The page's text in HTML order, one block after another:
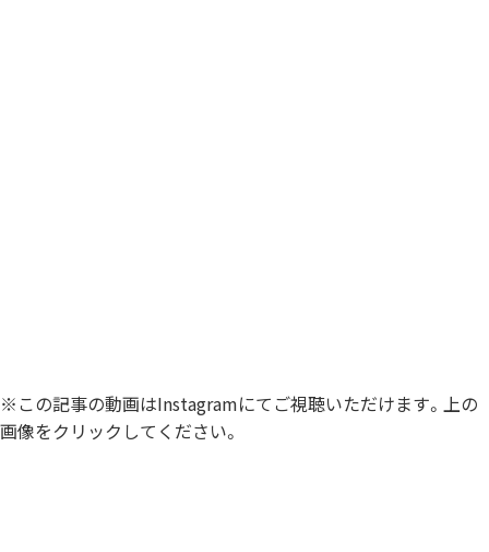
※この記事の動画はInstagramにてご視聴いただけます。上の
画像をクリックしてください。